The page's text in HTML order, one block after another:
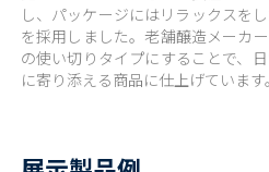
し、パッケージにはリラックスを
を採用しました。老舗醸造メーカ
の使い切りタイプにすることで、
に寄り添える商品に仕上げています。